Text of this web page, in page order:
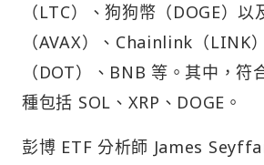
（LTC）、狗狗幣（DOGE）
（AVAX）、Chainlink（LINK
（DOT）、BNB 等。其中，符
種包括 SOL、XRP、DOGE。
彭博 ETF 分析師 James